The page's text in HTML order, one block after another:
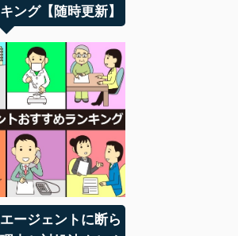
ング【随時更新】
ージェントに断ら